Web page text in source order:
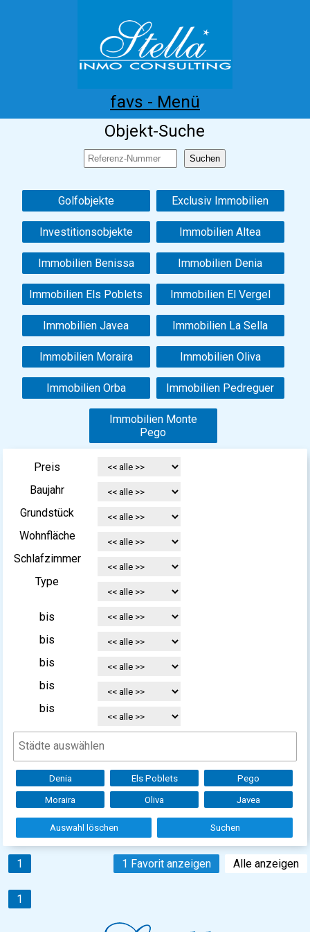
favs - Menü
Costa Blanca Kaufen
Infos Referenzen
Objekt-Suche
Golfobjekte Exclusiv Immobilien
Investitionsobjekte Immobilien Altea
Immobilien Benissa Immobilien Denia
Immobilien Els Poblets Immobilien El Vergel
Immobilien Javea Immobilien La Sella
Immobilien Moraira Immobilien Oliva
Immobilien Orba Immobilien Pedreguer
Immobilien Monte
Pego
Preis
Baujahr
Grundstück
Wohnfläche
Schlafzimmer
Type
bis
bis
bis
bis
bis
Denia Els Poblets Pego
Moraira Oliva Javea
Auswahl löschen Suchen
1 Alle anzeigen
1 Favorit anzeigen
1